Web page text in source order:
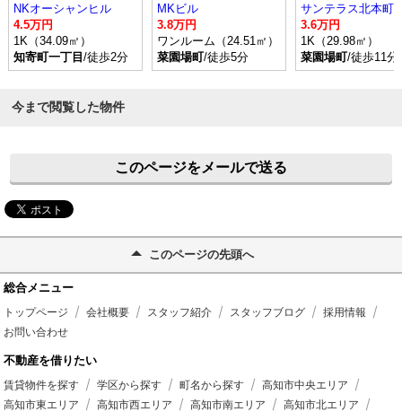
NKオーシャンヒル
4.5万円
1K（34.09㎡）
知寄町一丁目 /徒歩2分
MKビル
3.8万円
ワンルーム（24.51㎡）
菜園場町/徒歩5分
サンテラス北本町
3.6万円
1K（29.98㎡）
菜園場町/徒歩11分
今まで閲覧した物件
このページをメールで送る
このページの先頭へ
総合メニュー
トップページ 会社概要 スタッフ紹介 スタッフブログ
採用情報
お問い合わせ
不動産を借りたい
賃貸物件を探す 学区から探す 町名から探す
高知市中央エリア
高知市東エリア
高知市西エリア 高知市南エリア
高知市北エリア